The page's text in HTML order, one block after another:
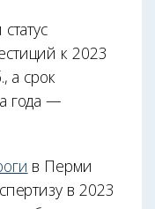
к 2023
а срок
года —
в Перми
в 2023